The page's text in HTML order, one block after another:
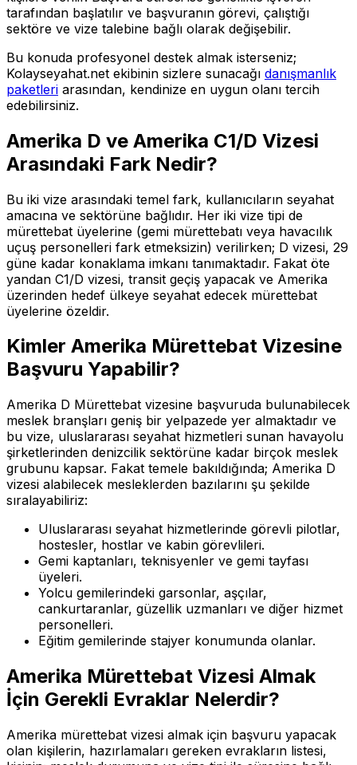
tarafından başlatılır ve başvuranın görevi, çalıştığı
sektöre ve vize talebine bağlı olarak değişebilir.
Bu konuda profesyonel destek almak isterseniz;
Kolayseyahat.net ekibinin sizlere sunacağı danışmanlık
paketleri arasından, kendinize en uygun olanı tercih
edebilirsiniz.
Amerika D ve Amerika C1/D Vizesi
Arasındaki Fark Nedir?
Bu iki vize arasındaki temel fark, kullanıcıların seyahat
amacına ve sektörüne bağlıdır. Her iki vize tipi de
mürettebat üyelerine (gemi mürettebatı veya havacılık
uçuş personelleri fark etmeksizin) verilirken; D vizesi, 29
güne kadar konaklama imkanı tanımaktadır. Fakat öte
yandan C1/D vizesi, transit geçiş yapacak ve Amerika
üzerinden hedef ülkeye seyahat edecek mürettebat
üyelerine özeldir.
Kimler Amerika Mürettebat Vizesine
Başvuru Yapabilir?
Amerika D Mürettebat vizesine başvuruda bulunabilecek
meslek branşları geniş bir yelpazede yer almaktadır ve
bu vize, uluslararası seyahat hizmetleri sunan havayolu
şirketlerinden denizcilik sektörüne kadar birçok meslek
grubunu kapsar. Fakat temele bakıldığında; Amerika D
vizesi alabilecek mesleklerden bazılarını şu şekilde
sıralayabiliriz:
Uluslararası seyahat hizmetlerinde görevli pilotlar,
hostesler, hostlar ve kabin görevlileri.
Gemi kaptanları, teknisyenler ve gemi tayfası
üyeleri.
Yolcu gemilerindeki garsonlar, aşçılar,
cankurtaranlar, güzellik uzmanları ve diğer hizmet
personelleri.
Eğitim gemilerinde stajyer konumunda olanlar.
Amerika Mürettebat Vizesi Almak
İçin Gerekli Evraklar Nelerdir?
Amerika mürettebat vizesi almak için başvuru yapacak
olan kişilerin, hazırlamaları gereken evrakların listesi,